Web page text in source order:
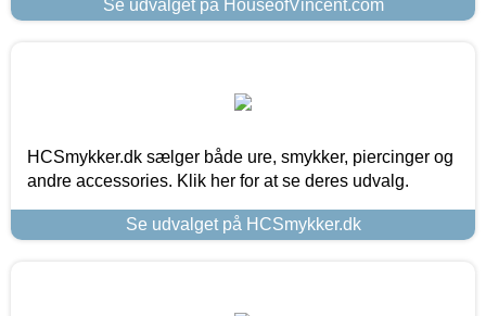
Se udvalget på HouseofVincent.com
HCSmykker.dk sælger både ure, smykker, piercinger og
andre accessories. Klik her for at se deres udvalg.
Se udvalget på HCSmykker.dk